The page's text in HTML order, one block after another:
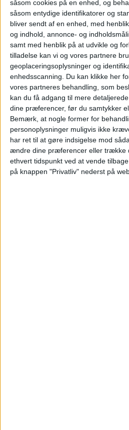
såsom cookies på en enhed, og
såsom entydige identifikatorer og
bliver sendt af en enhed, med
og indhold, annonce- og
samt med henblik på at udvikle og
tilladelse kan vi og vores partnere
geoplaceringsoplysninger og
enhedsscanning. Du kan klikke her
vores partneres behandling, som
kan du få adgang til mere
dine præferencer, før du samtykker
Bemærk, at nogle former for
personoplysninger muligvis ikke
har ret til at gøre indsigelse mod
ændre dine præferencer eller trække
ethvert tidspunkt ved at vende
på knappen "Privatliv" nederst på
Boeing
7 fik
FAA's certificering åbner for